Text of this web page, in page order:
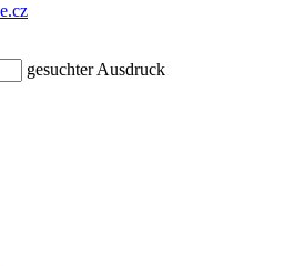
gesuchter Ausdruck